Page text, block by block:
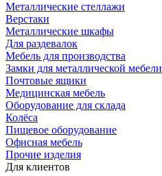
Металлические стеллажи
Верстаки
Металлические шкафы
Для раздевалок
Мебель для производства
Замки для металлической мебели
Почтовые ящики
Медицинская мебель
Оборудование для склада
Колёса
Пищевое оборудование
Офисная мебель
Прочие изделия
Для клиентов